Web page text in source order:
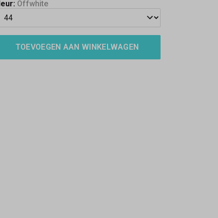
Offwhite
TOEVOEGEN AAN WINKELWAGEN